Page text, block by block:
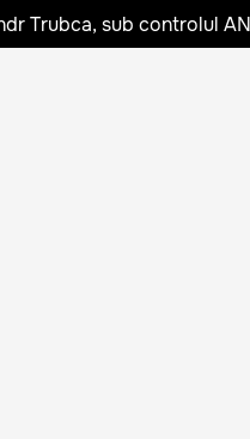
Trubca, sub controlul